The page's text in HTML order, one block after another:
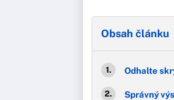
Obsah článku
Odhalte
Správný